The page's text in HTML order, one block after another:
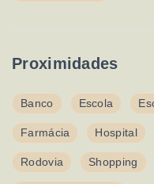
Proximidades
Banco Escola
Farmácia Hospital
Rodovia Shopping